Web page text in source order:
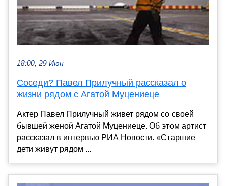
18:00, 29 Июн
Соседи? Павел Прилучный рассказал о
жизни рядом с Агатой Муцениеце
Актер Павел Прилучный живет рядом со своей
бывшей женой Агатой Муцениеце. Об этом артист
рассказал в интервью РИА Новости. «Старшие
дети живут рядом ...